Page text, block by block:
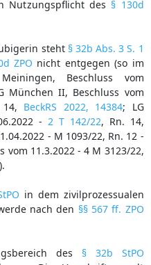
Nutzungspflicht des § 130d
steht § 32b Abs. 3 S. 1
ZPO nicht entgegen (so im
Beschluss vom
München II, Beschluss vom
BeckRS 2022, 14384; LG
- 2 T 142/22, Rn. 14,
- M 1093/22, Rn. 12 -
vom 11.3.2022 - 4 M 3123/22,
in dem zivilprozessualen
nach den §§ 567 ff. ZPO
des § 32b StPO